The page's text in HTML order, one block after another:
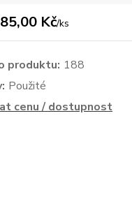
Kč/ks
produktu: 188
Použité
cenu / dostupnost